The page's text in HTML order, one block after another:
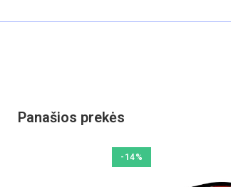
Panašios prekės
-14%